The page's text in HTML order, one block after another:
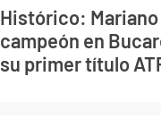
Histórico:
campeón en
su primer título